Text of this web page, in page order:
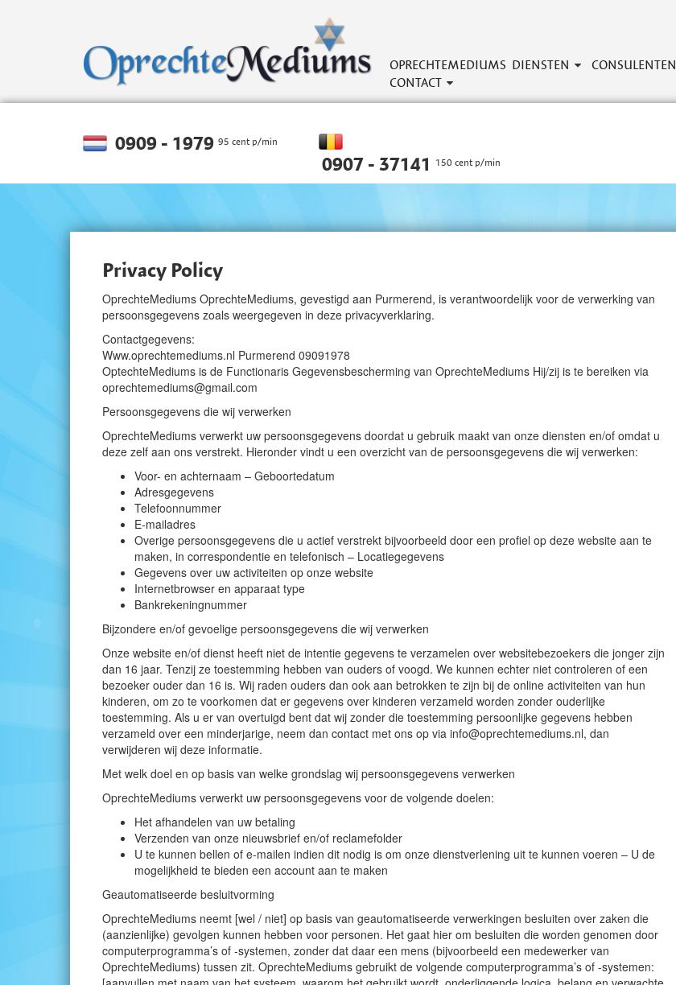
OPRECHTEMEDIUMS DIENSTEN CONSULENTEN
CONTACT
0909 - 1979 95 cent p/min
0907 - 37141 150 cent p/min
Privacy Policy
OprechteMediums OprechteMediums, gevestigd aan Purmerend, is verantwoordelijk voor de verwerking van
persoonsgegevens zoals weergegeven in deze privacyverklaring.
Contactgegevens:
Www.oprechtemediums.nl Purmerend 09091978
OptechteMediums is de Functionaris Gegevensbescherming van OprechteMediums Hij/zij is te bereiken via
oprechtemediums@gmail.com
Persoonsgegevens die wij verwerken
OprechteMediums verwerkt uw persoonsgegevens doordat u gebruik maakt van onze diensten en/of omdat u
deze zelf aan ons verstrekt. Hieronder vindt u een overzicht van de persoonsgegevens die wij verwerken:
Voor- en achternaam – Geboortedatum
Adresgegevens
Telefoonnummer
E-mailadres
Overige persoonsgegevens die u actief verstrekt bijvoorbeeld door een profiel op deze website aan te
maken, in correspondentie en telefonisch – Locatiegegevens
Gegevens over uw activiteiten op onze website
Internetbrowser en apparaat type
Bankrekeningnummer
Bijzondere en/of gevoelige persoonsgegevens die wij verwerken
Onze website en/of dienst heeft niet de intentie gegevens te verzamelen over websitebezoekers die jonger zijn
dan 16 jaar. Tenzij ze toestemming hebben van ouders of voogd. We kunnen echter niet controleren of een
bezoeker ouder dan 16 is. Wij raden ouders dan ook aan betrokken te zijn bij de online activiteiten van hun
kinderen, om zo te voorkomen dat er gegevens over kinderen verzameld worden zonder ouderlijke
toestemming. Als u er van overtuigd bent dat wij zonder die toestemming persoonlijke gegevens hebben
verzameld over een minderjarige, neem dan contact met ons op via info@oprechtemediums.nl, dan
verwijderen wij deze informatie.
Met welk doel en op basis van welke grondslag wij persoonsgegevens verwerken
OprechteMediums verwerkt uw persoonsgegevens voor de volgende doelen:
Het afhandelen van uw betaling
Verzenden van onze nieuwsbrief en/of reclamefolder
U te kunnen bellen of e-mailen indien dit nodig is om onze dienstverlening uit te kunnen voeren – U de
mogelijkheid te bieden een account aan te maken
Geautomatiseerde besluitvorming
OprechteMediums neemt [wel / niet] op basis van geautomatiseerde verwerkingen besluiten over zaken die
(aanzienlijke) gevolgen kunnen hebben voor personen. Het gaat hier om besluiten die worden genomen door
computerprogramma’s of -systemen, zonder dat daar een mens (bijvoorbeeld een medewerker van
OprechteMediums) tussen zit. OprechteMediums gebruikt de volgende computerprogramma’s of -systemen: